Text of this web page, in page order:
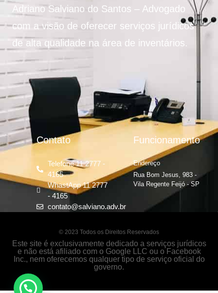
Adriano Salviano do Santos – Advogado
com a visão de oferecer serviços jurídicos
de alta qualidade na área de inventários.
Contato
Telefone 11 2777 -
4165
WhastApp 11 2777
- 4165
contato@salviano.adv.br
Funcionamento
Endereço
Rua Bom Jesus, 983 -
Vila Regente Feijó - SP
© 2023 Todos os Direitos Reservados
Este site é exclusivamente dedicado a serviços jurídicos
e não está afiliado com o Google LLC ou o Facebook
Inc., nem oferecemos qualquer tipo de serviço oficial do
governo.